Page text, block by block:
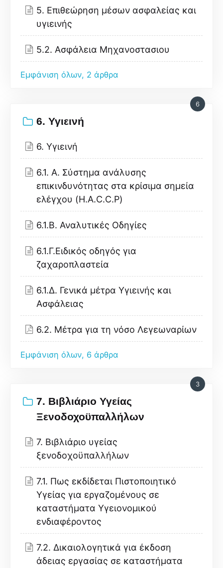
5. Επιθεώρηση μέσων ασφαλείας και
υγιεινής
5.2. Ασφάλεια Μηχανοστασιου
Εμφάνιση όλων, 2 άρθρα
6. Υγιεινή
6
6. Υγιεινή
6.1. Α. Σύστημα ανάλυσης
επικινδυνότητας στα κρίσιμα σημεία
ελέγχου (H.A.C.C.P)
6.1.B. Αναλυτικές Οδηγίες
6.1.Γ.Ειδικός οδηγός για
ζαχαροπλαστεία
6.1.Δ. Γενικά μέτρα Υγιεινής και
Ασφάλειας
6.2. Μέτρα για τη νόσο Λεγεωναρίων
Εμφάνιση όλων, 6 άρθρα
7. Βιβλιάριο Υγείας
Ξενοδοχοϋπαλλήλων
3
7. Βιβλιάριο υγείας
ξενοδοχοϋπαλλήλων
7.1. Πως εκδίδεται Πιστοποιητικό
Υγείας για εργαζομένους σε
καταστήματα Υγειονομικού
ενδιαφέροντος
7.2. Δικαιολογητικά για έκδοση
άδειας εργασίας σε καταστήματα